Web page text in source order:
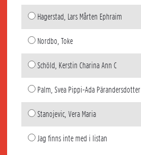
Hagerstad, Lars Mårten Ephraim
Nordbo, Toke
Schöld, Kerstin Charina Ann C
Palm, Svea Pippi-Ada Pärandersdotter
Stanojevic, Vera Maria
Jag finns inte med i listan